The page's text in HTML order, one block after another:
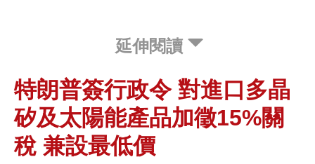
延伸閱讀
特朗普簽行政令 對進口多晶
矽及太陽能產品加徵15%關
稅 兼設最低價